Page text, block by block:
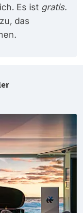
Es ist gratis.
das